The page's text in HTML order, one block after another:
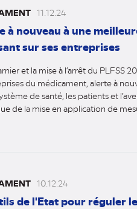
11.12.24
à nouveau à une
sur ses entreprises
et la mise à l’arrêt du PLFSS
du médicament, alerte à
de santé, les patients et
de la mise en application de
10.12.24
de l'Etat pour réguler